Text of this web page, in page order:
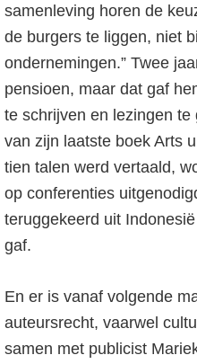
samenleving horen de
de burgers te liggen, niet
ondernemingen.” Twee
pensioen, maar dat gaf
te schrijven en lezingen
van zijn laatste boek Arts
tien talen werd vertaald,
op conferenties
teruggekeerd uit
gaf.
En er is vanaf volgende
auteursrecht, vaarwel
samen met publicist